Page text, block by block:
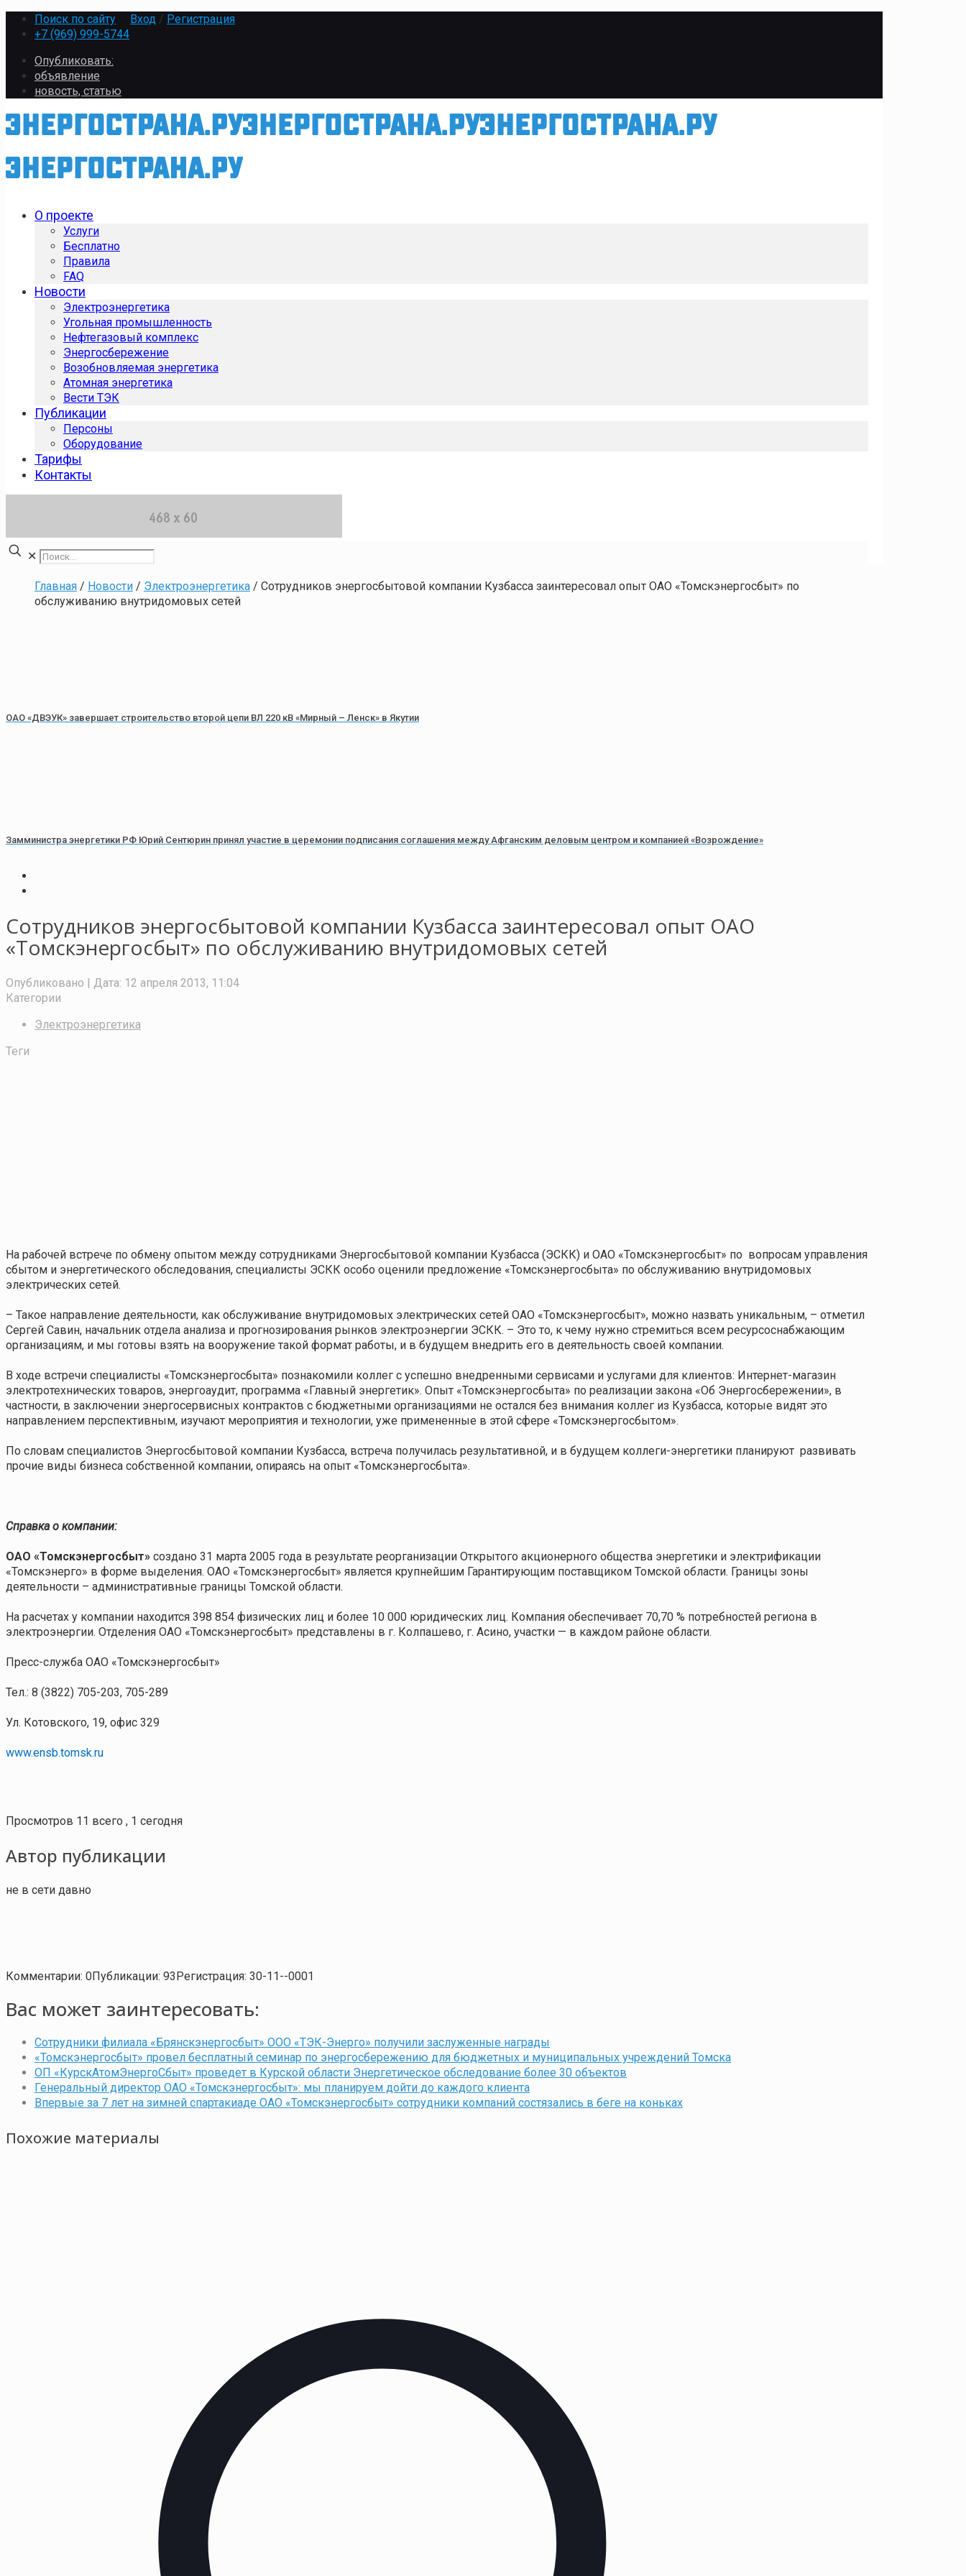
Поиск по сайту Вход / Регистрация
+7 (969) 999-5744
Опубликовать:
объявление
новость, статью
О проекте
Услуги
Бесплатно
Правила
FAQ
Новости
Электроэнергетика
Угольная промышленность
Нефтегазовый комплекс
Энергосбережение
Возобновляемая энергетика
Атомная энергетика
Вести ТЭК
Публикации
Персоны
Оборудование
Тарифы
Контакты
✕
Главная / Новости / Электроэнергетика / Сотрудников энергосбытовой компании Кузбасса заинтересовал опыт ОАО «Томскэнергосбыт» по
обслуживанию внутридомовых сетей
ОАО «ДВЭУК» завершает строительство второй цепи ВЛ 220 кВ «Мирный – Ленск» в Якутии
Замминистра энергетики РФ Юрий Сентюрин принял участие в церемонии подписания соглашения между Афганским деловым центром и компанией «Возрождение»
Сотрудников энергосбытовой компании Кузбасса заинтересовал опыт ОАО
«Томскэнергосбыт» по обслуживанию внутридомовых сетей
Опубликовано | Дата: 12 апреля 2013, 11:04
Категории
Электроэнергетика
Теги
На рабочей встрече по обмену опытом между сотрудниками Энергосбытовой компании Кузбасса (ЭСКК) и ОАО «Томскэнергосбыт» по вопросам управления
сбытом и энергетического обследования, специалисты ЭСКК особо оценили предложение «Томскэнергосбыта» по обслуживанию внутридомовых
электрических сетей.
– Такое направление деятельности, как обслуживание внутридомовых электрических сетей ОАО «Томскэнергосбыт», можно назвать уникальным, – отметил
Сергей Савин, начальник отдела анализа и прогнозирования рынков электроэнергии ЭСКК. – Это то, к чему нужно стремиться всем ресурсоснабжающим
организациям, и мы готовы взять на вооружение такой формат работы, и в будущем внедрить его в деятельность своей компании.
В ходе встречи специалисты «Томскэнергосбыта» познакомили коллег с успешно внедренными сервисами и услугами для клиентов: Интернет-магазин
электротехнических товаров, энергоаудит, программа «Главный энергетик». Опыт «Томскэнергосбыта» по реализации закона «Об Энергосбережении», в
частности, в заключении энергосервисных контрактов с бюджетными организациями не остался без внимания коллег из Кузбасса, которые видят это
направлением перспективным, изучают мероприятия и технологии, уже примененные в этой сфере «Томскэнергосбытом».
По словам специалистов Энергосбытовой компании Кузбасса, встреча получилась результативной, и в будущем коллеги-энергетики планируют развивать
прочие виды бизнеса собственной компании, опираясь на опыт «Томскэнергосбыта».
Справка о компании:
ОАО «Томскэнергосбыт» создано 31 марта 2005 года в результате реорганизации Открытого акционерного общества энергетики и электрификации
«Томскэнерго» в форме выделения. ОАО «Томскэнергосбыт» является крупнейшим Гарантирующим поставщиком Томской области. Границы зоны
деятельности – административные границы Томской области.
На расчетах у компании находится 398 854 физических лиц и более 10 000 юридических лиц. Компания обеспечивает 70,70 % потребностей региона в
электроэнергии. Отделения ОАО «Томскэнергосбыт» представлены в г. Колпашево, г. Асино, участки — в каждом районе области.
Пресс-служба ОАО «Томскэнергосбыт»
Тел.: 8 (3822) 705-203, 705-289
Ул. Котовского, 19, офис 329
www.ensb.tomsk.ru
Просмотров 11 всего , 1 сегодня
Автор публикации
не в сети давно
Комментарии: 0Публикации: 93Регистрация: 30-11--0001
Вас может заинтересовать:
Сотрудники филиала «Брянскэнергосбыт» ООО «ТЭК-Энерго» получили заслуженные награды
«Томскэнергосбыт» провел бесплатный семинар по энергосбережению для бюджетных и муниципальных учреждений Томска
ОП «КурскАтомЭнергоСбыт» проведет в Курской области Энергетическое обследование более 30 объектов
Генеральный директор ОАО «Томскэнергосбыт»: мы планируем дойти до каждого клиента
Впервые за 7 лет на зимней спартакиаде ОАО «Томскэнергосбыт» сотрудники компаний состязались в беге на коньках
Похожие материалы